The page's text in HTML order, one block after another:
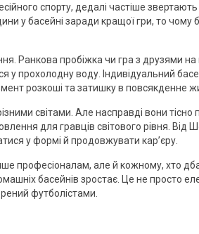
спорту, дедалі частіше
у басейні заради кращої гри, то чому
Ранкова пробіжка чи гра з друзями на
у прохолодну воду. Індивідуальний
розкоші та затишку в повсякденне
світами. Але насправді вони тісно
для гравців світового рівня. Від
у формі й продовжувати кар’єру.
професіоналам, але й кожному, хто
басейнів зростає. Це не просто
футболістами.